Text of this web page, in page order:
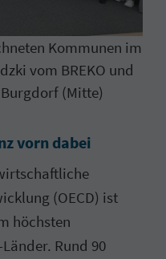
Kommunen im
vom BREKO und
(Mitte)
vorn dabei
(OECD) ist
höchsten
Rund 90